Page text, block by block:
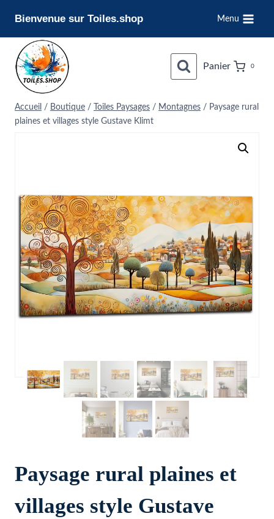
contenu
Bienvenue sur Toiles.shop Menu
Panier 0
Accueil / Boutique / Toiles Paysages / Montagnes / Paysage rural
plaines et villages style Gustave Klimt
Paysage rural plaines et
villages style Gustave